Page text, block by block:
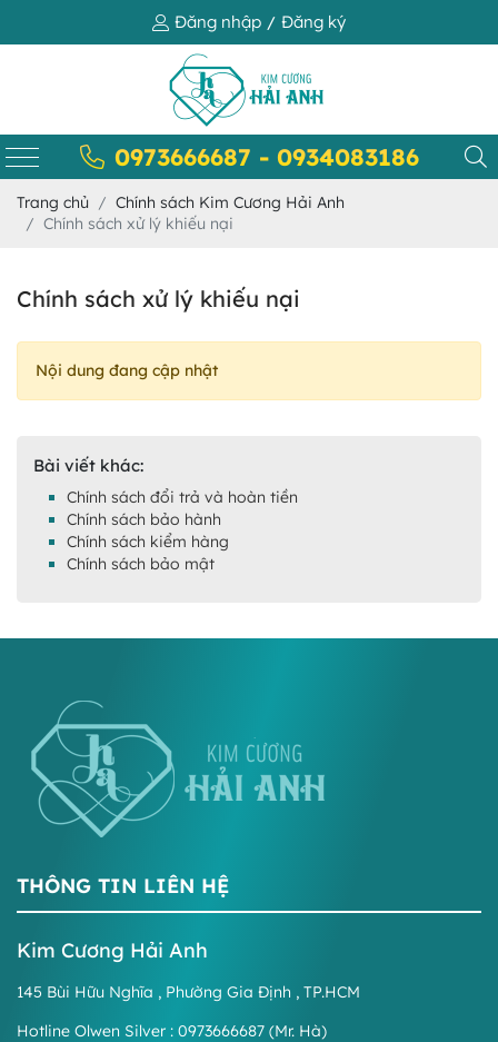
Đăng nhập / Đăng ký
0973666687 - 0934083186
Trang chủ
Chính sách Kim Cương Hải Anh
Chính sách xử lý khiếu nại
Chính sách xử lý khiếu nại
Nội dung đang cập nhật
Bài viết khác:
Chính sách đổi trả và hoàn tiền
Chính sách bảo hành
Chính sách kiểm hàng
Chính sách bảo mật
THÔNG TIN LIÊN HỆ
Kim Cương Hải Anh
145 Bùi Hữu Nghĩa , Phường Gia Định , TP.HCM
Hotline Olwen Silver : 0973666687 (Mr. Hà)